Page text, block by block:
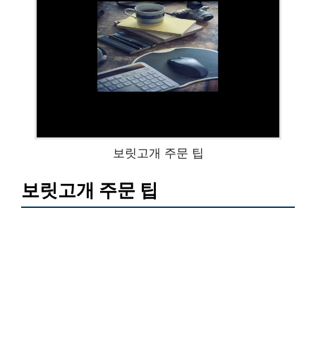
보릿고개 주문 팁
보릿고개 주문 팁